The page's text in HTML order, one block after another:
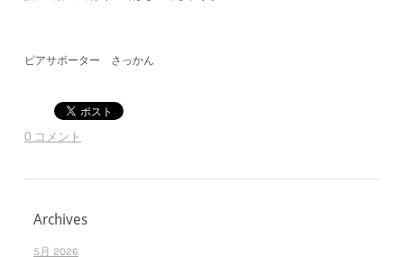
ピアサポーター さっかん
0 コメント
Archives
5月 2026